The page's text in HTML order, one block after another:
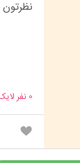
0 نفر